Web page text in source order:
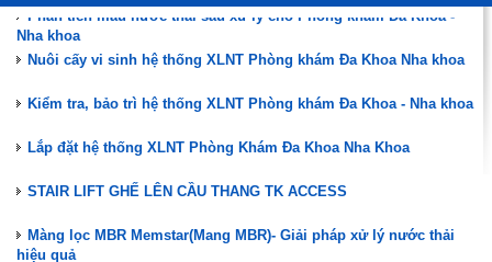
Phân tích mẫu nước thải sau xử lý cho Phòng khám Đa Khoa -
Nha khoa
Nuôi cấy vi sinh hệ thống XLNT Phòng khám Đa Khoa Nha khoa
Kiểm tra, bảo trì hệ thống XLNT Phòng khám Đa Khoa - Nha khoa
Lắp đặt hệ thống XLNT Phòng Khám Đa Khoa Nha Khoa
STAIR LIFT GHẾ LÊN CẦU THANG TK ACCESS
Màng lọc MBR Memstar(Mang MBR)- Giải pháp xử lý nước thải
hiệu quả